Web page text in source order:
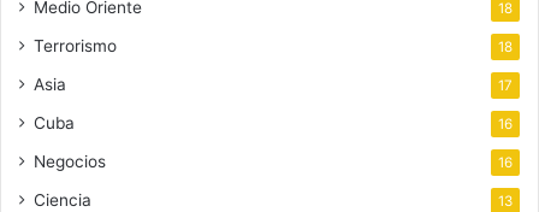
Medio Oriente 18
Terrorismo 18
Asia 17
Cuba 16
Negocios 16
Ciencia 13